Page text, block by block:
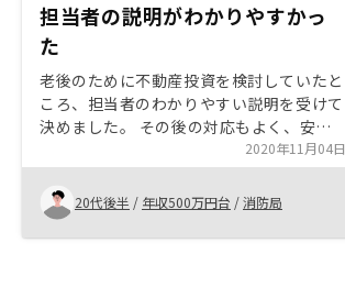
担当者の説明がわかりやすかっ
た
老後のために不動産投資を検討していたと
ころ、担当者のわかりやすい説明を受けて
決めました。 その後の対応もよく、安心
2020年11月04日
20代後半 / 年収500万円台 /消防局